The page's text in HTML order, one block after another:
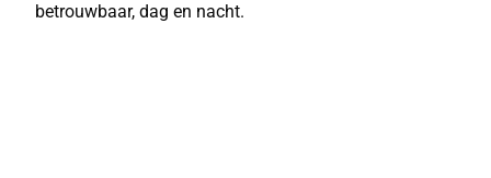
betrouwbaar, dag en nacht.